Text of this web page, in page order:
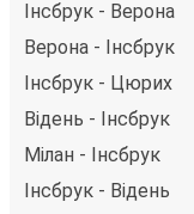
Інсбрук - Верона
Верона - Інсбрук
Інсбрук - Цюрих
Відень - Інсбрук
Мілан - Інсбрук
Інсбрук - Відень